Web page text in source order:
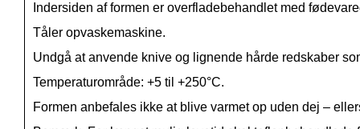
Indersiden af formen er overfladebehandlet med
Tåler opvaskemaskine.
Undgå at anvende knive og lignende hårde redskaber
Temperaturområde: +5 til +250°C.
Formen anbefales ikke at blive varmet op uden dej –